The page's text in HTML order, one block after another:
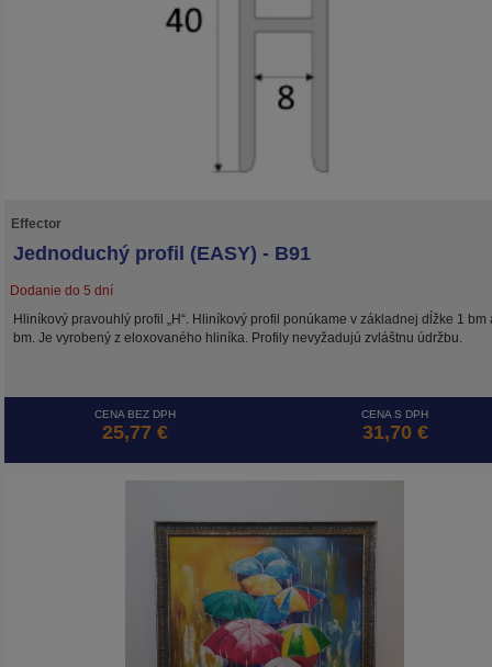
Effector
Jednoduchý profil (EASY) - B91
Dodanie do 5 dní
Hliníkový pravouhlý profil „H“. Hliníkový profil ponúkame v základnej dĺžke 1 bm
bm. Je vyrobený z eloxovaného hliníka. Profily nevyžadujú zvláštnu údržbu.
CENA BEZ DPH
25,77 €
CENA S DPH
31,70 €